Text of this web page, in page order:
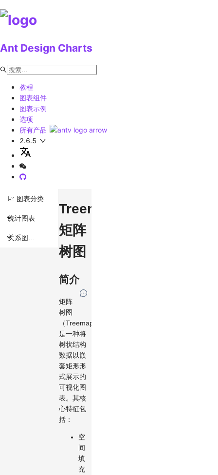
Ant Design Charts
教程
图表组件
图表示例
选项
所有产品
2.6.5
📈 图表分类
统计图表
Treemap
矩阵
树图
简介
矩阵
树图
（Treemap）
是一种将
树状结构
数据以嵌
套矩形形
式展示的
可视化图
表。其核
心特征包
括：
空
间
填
充